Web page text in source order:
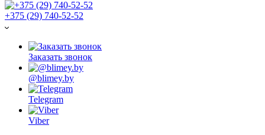
+375 (29) 740-52-52
Заказать звонок
@blimey.by
Telegram
Viber